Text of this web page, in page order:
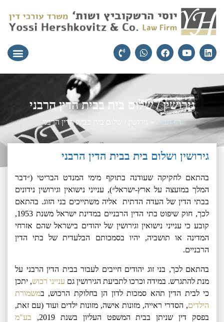
גירושין / שלום בית בבית הדין הרבני
דף הבית » גירושין / שלום בית בבית הדין הרבני
גירושין ושלום בית בבית הדין הרבני
בהתאם לחקיקה שעודנה בתוקף מימי המנדט הבריטי (״דבר
המלך במועצה על ארץ-ישראל״), ענייני נישואין וגירושין נידונים
בבתי הדין של העדה הדתית אליה משתייכים בני הזוג. בהתאם
לכך, חוק שיפוט בתי הדין הרבניים במדינת ישראל משנת 1953,
קובע כי ענייני נישואין וגירושין של יהודים בישראל שהם אזרחי
המדינה או תושביה, יהיו בסמכותם הבלעדית של בתי הדין
הרבניים.
בהתאם לכך, בני זוג יהודים חייבים לעבור בבית הדין הרבני על
מנת להתגרש. במידה וכרכו לתביעת הגירושין גם ענייני רכוש, יתכן
כי לבית הדין תהא סמכות לדון הן בחלוקת הרכוש, במשמורת
הילדים, הסדרי ראייה, מזונות אישה, מזונות ילדים ועוד (עם זאת,
בפסק דין שניתן בבית המשפט העליון בשנת 2019,
בע"מ